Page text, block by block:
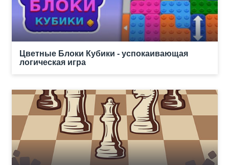
Цветные Блоки Кубики - успокаивающая
логическая игра